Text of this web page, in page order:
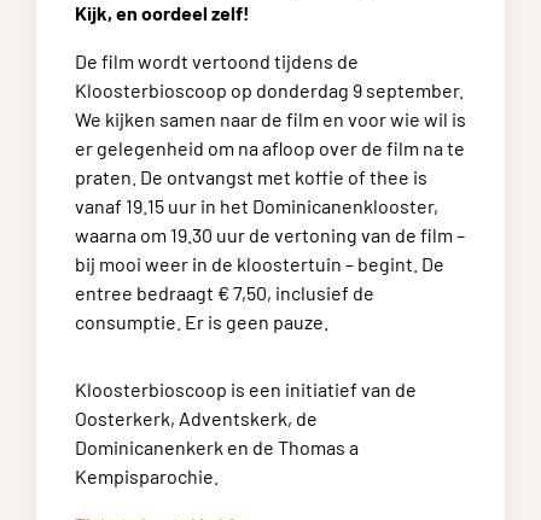
Kijk, en oordeel zelf!
De film wordt vertoond tijdens de
Kloosterbioscoop op donderdag 9 september.
We kijken samen naar de film en voor wie wil is
er gelegenheid om na afloop over de film na te
praten. De ontvangst met koffie of thee is
vanaf 19.15 uur in het Dominicanenklooster,
waarna om 19.30 uur de vertoning van de film –
bij mooi weer in de kloostertuin – begint. De
entree bedraagt € 7,50, inclusief de
consumptie. Er is geen pauze.
Kloosterbioscoop is een initiatief van de
Oosterkerk, Adventskerk, de
Dominicanenkerk en de Thomas a
Kempisparochie.